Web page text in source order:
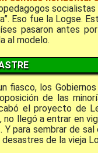
Eso fue la Logse.
pasaron antes
al modelo.
fiasco, los
de las
el proyecto de
no llegó a entrar en
para sembrar de
de la vieja